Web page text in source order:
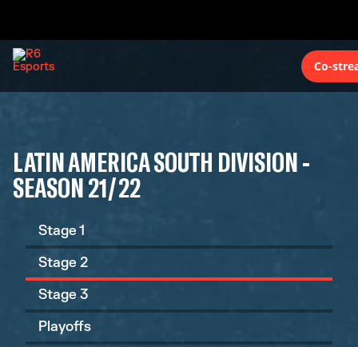
Co-
LATIN AMERICA SOUTH DIVISION -
SEASON 21/22
Stage 1
Stage 2
Stage 3
Playoffs